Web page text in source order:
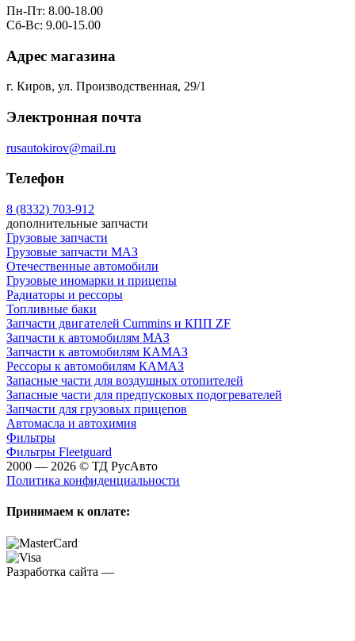
Пн-Пт: 8.00-18.00
Сб-Вс: 9.00-15.00
Адрес магазина
г. Киров, ул. Производственная, 29/1
Электронная почта
rusautokirov@mail.ru
Телефон
8 (8332) 703-912
дополнительные запчасти
Грузовые запчасти
Грузовые запчасти МАЗ
Отечественные автомобили
Грузовые иномарки и прицепы
Радиаторы и рессоры
Топливные баки
Запчасти двигателей Cummins и КПП ZF
Запчасти к автомобилям МАЗ
Запчасти к автомобилям КАМАЗ
Рессоры к автомобилям КАМАЗ
Запасные части для воздушных отопителей
Запасные части для предпусковых подогревателей
Запчасти для грузовых прицепов
Автомасла и автохимия
Фильтры
Фильтры Fleetguard
2000 — 2026 © ТД РусАвто
Политика конфиденциальности
Принимаем к оплате:
Разработка сайта —